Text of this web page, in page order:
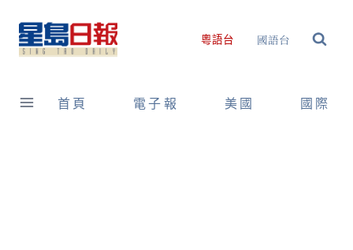
content
粵語台 國語台
首頁 電子報 美國 國際